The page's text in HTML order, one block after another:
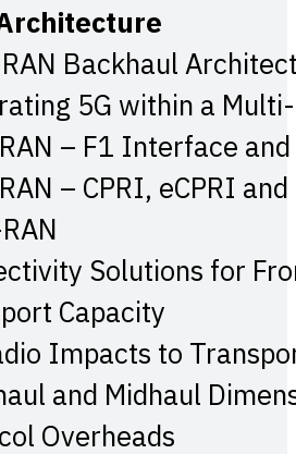
Backhaul
5G within a
– F1 Interface
– CPRI, eCPRI
Solutions for
Capacity
Impacts to
and Midhaul
Overheads